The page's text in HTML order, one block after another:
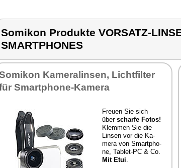
Somikon Produkte VORSATZ-
SMARTPHONES
Ka­me­ra­lin­sen, Licht­fil­ter
Smart­pho­ne-Ka­me­ra
Freu­en Sie sich
über schar­fe Fo­tos!
Klem­men Sie die
Lin­sen vor die Ka­
me­ra von Smart­pho­
ne, Ta­blet-PC & Co.
Mit Etui.